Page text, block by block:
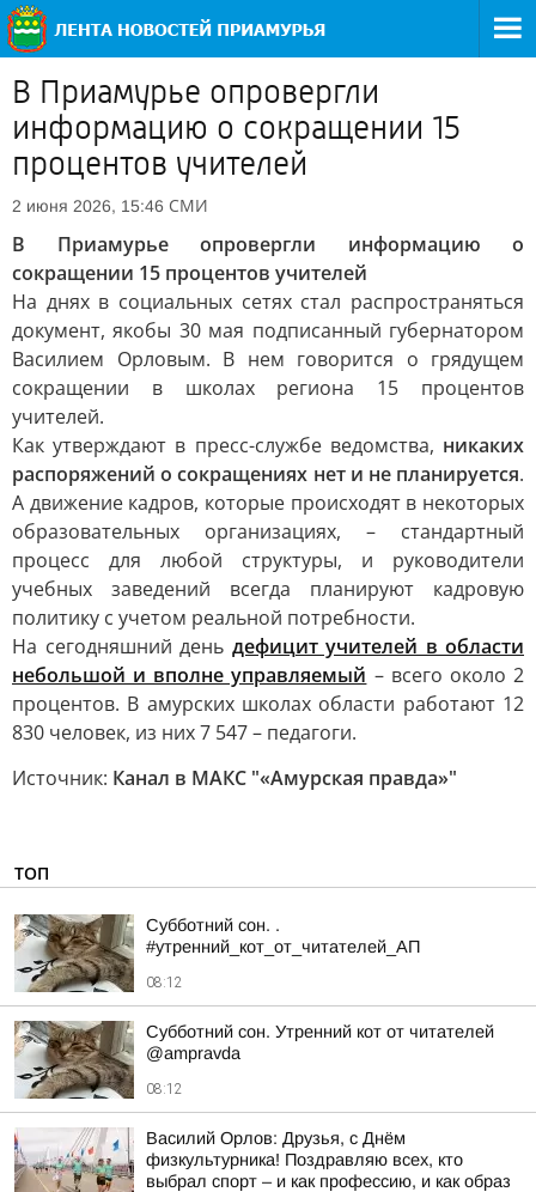
В Приамурье опровергли
информацию о сокращении 15
процентов учителей
2 июня 2026, 15:46 СМИ
В Приамурье опровергли информацию о
сокращении 15 процентов учителей
На днях в социальных сетях стал распространяться
документ, якобы 30 мая подписанный губернатором
Василием Орловым. В нем говорится о грядущем
сокращении в школах региона 15 процентов
учителей.
Как утверждают в пресс-службе ведомства, никаких
распоряжений о сокращениях нет и не планируется.
А движение кадров, которые происходят в некоторых
образовательных организациях, – стандартный
процесс для любой структуры, и руководители
учебных заведений всегда планируют кадровую
политику с учетом реальной потребности.
На сегодняшний день дефицит учителей в области
небольшой и вполне управляемый – всего около 2
процентов. В амурских школах области работают 12
830 человек, из них 7 547 – педагоги.
Источник: Канал в МАКС "«Амурская правда»"
ТОП
Субботний сон. .
#утренний_кот_от_читателей_АП
08:12
Субботний сон. Утренний кот от читателей
@ampravda
08:12
Василий Орлов: Друзья, с Днём
физкультурника! Поздравляю всех, кто
выбрал спорт – и как профессию, и как образ